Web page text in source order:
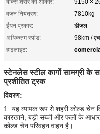
बॉक्स शरीर का आकार:
9150 ×
वजन नियंत्रण:
7810kg
ईंधन प्रकार:
डीजल
अधिकतम स्पीड:
98km / एच
हाइलाइट:
स्टेनलेस स्टील कार्गो सामग्री
प्रशीतित ट्रक
विवरण:
1. यह व्यापक रूप से शहरी कोल्ड चेन
कारखाने, बड़ी सब्जी और फलों के
कोल्ड चेन परिवहन वाहन है।